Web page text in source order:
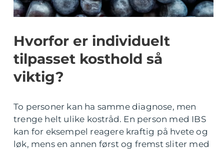
Hvorfor er individuelt
tilpasset kosthold så
viktig?
To personer kan ha samme diagnose, men
trenge helt ulike kostråd. En person med IBS
kan for eksempel reagere kraftig på hvete og
løk, mens en annen først og fremst sliter med